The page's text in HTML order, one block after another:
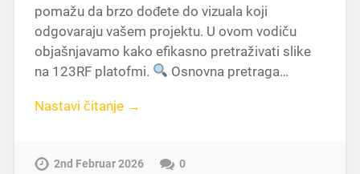
pomažu da brzo dođete do vizuala koji
odgovaraju vašem projektu. U ovom vodiču
objašnjavamo kako efikasno pretraživati slike
na 123RF platofmi.
Osnovna pretraga…
Nastavi čitanje →
2nd Februar 2026 0